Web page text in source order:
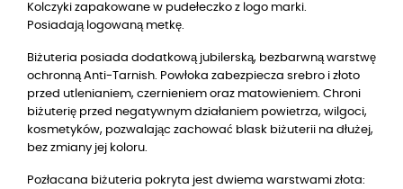
Kolczyki zapakowane w pudełeczko z logo marki.
Posiadają logowaną metkę.
Biżuteria posiada dodatkową jubilerską, bezbarwną warstwę
ochronną Anti-Tarnish. Powłoka zabezpiecza srebro i złoto
przed utlenianiem, czernieniem oraz matowieniem. Chroni
biżuterię przed negatywnym działaniem powietrza, wilgoci,
kosmetyków, pozwalając zachować blask biżuterii na dłużej,
bez zmiany jej koloru.
Pozłacana biżuteria pokryta jest dwiema warstwami złota: